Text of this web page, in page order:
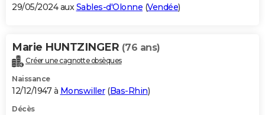
29/05/2024 auxSables-d'Olonne (Vendée)
Marie HUNTZINGER (76 ans)
Créer une cagnotte obsèques
Naissance
12/12/1947 à Monswiller(Bas-Rhin)
Décès